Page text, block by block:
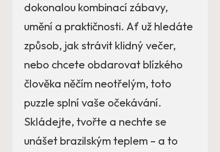
dokonalou kombinací zábavy,
umění a praktičnosti. Ať už hledáte
způsob, jak strávit klidný večer,
nebo chcete obdarovat blízkého
člověka něčím neotřelým, toto
puzzle splní vaše očekávání.
Skládejte, tvořte a nechte se
unášet brazilským teplem – a to